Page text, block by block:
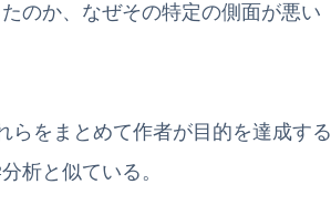
のか、なぜその特定の側面が悪い
らをまとめて作者が目的を達成する
析と似ている。